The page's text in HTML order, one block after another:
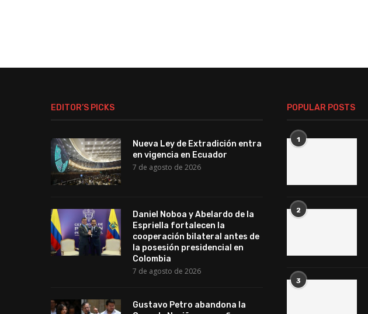
EDITOR’S PICKS
Nueva Ley de Extradición entra
en vigencia en Ecuador
7 de agosto de 2026
Daniel Noboa y Abelardo de la
Espriella fortalecen la
cooperación bilateral antes de
la posesión presidencial en
Colombia
7 de agosto de 2026
Gustavo Petro abandona la
POPULAR POSTS
1
2
3